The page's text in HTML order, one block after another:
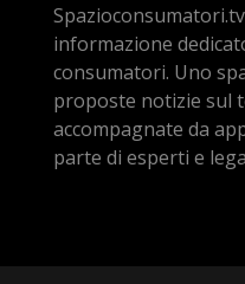
informazione
consumatori. Uno
proposte notizie sul
accompagnate da
parte di esperti e